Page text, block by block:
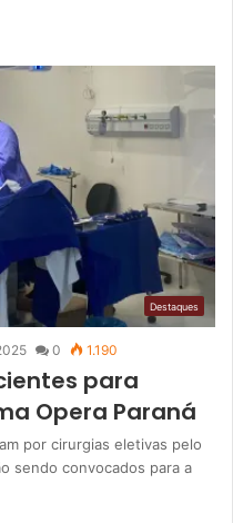
Destaques
0 1.190
para
Opera Paraná
por cirurgias eletivas pelo
sendo convocados para a